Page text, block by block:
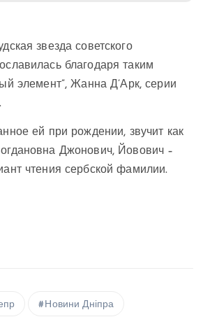
звезда советского
благодаря таким
элемент”, Жанна Д’Арк, серии
ей при рождении, звучит как
Джонович, Йовович –
чтения сербской фамилии.
Новини Дніпра